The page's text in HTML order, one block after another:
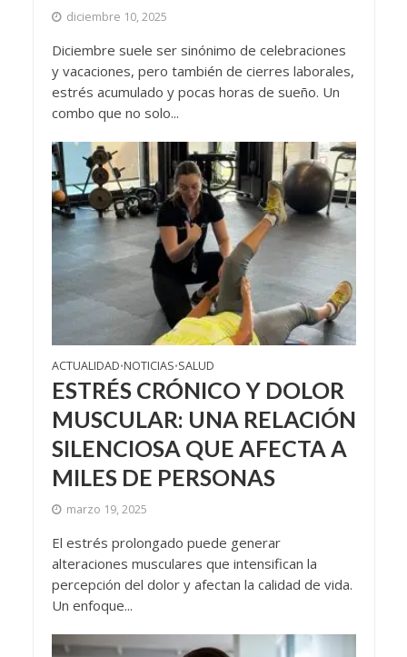
diciembre 10, 2025
Diciembre suele ser sinónimo de celebraciones
y vacaciones, pero también de cierres laborales,
estrés acumulado y pocas horas de sueño. Un
combo que no solo...
ACTUALIDAD•NOTICIAS•SALUD
ESTRÉS CRÓNICO Y DOLOR
MUSCULAR: UNA RELACIÓN
SILENCIOSA QUE AFECTA A
MILES DE PERSONAS
marzo 19, 2025
El estrés prolongado puede generar
alteraciones musculares que intensifican la
percepción del dolor y afectan la calidad de vida.
Un enfoque...